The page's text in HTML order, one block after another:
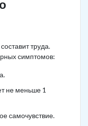
труда.
симптомов:
не меньше 1
самочувствие.